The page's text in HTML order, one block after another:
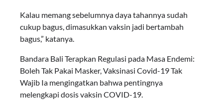
Kalau memang sebelumnya daya tahannya sudah
cukup bagus, dimasukkan vaksin jadi bertambah
bagus,” katanya.
Bandara Bali Terapkan Regulasi pada Masa Endemi:
Boleh Tak Pakai Masker, Vaksinasi Covid-19 Tak
Wajib Ia mengingatkan bahwa pentingnya
melengkapi dosis vaksin COVID-19.